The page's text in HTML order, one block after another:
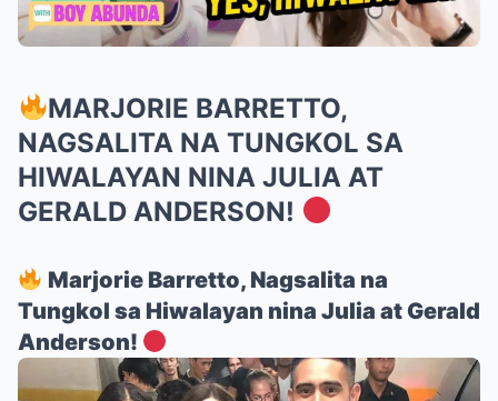
MARJORIE BARRETTO,
NAGSALITA NA TUNGKOL SA
HIWALAYAN NINA JULIA AT
GERALD ANDERSON!
Marjorie Barretto, Nagsalita na
Tungkol sa Hiwalayan nina Julia at Gerald
Anderson!